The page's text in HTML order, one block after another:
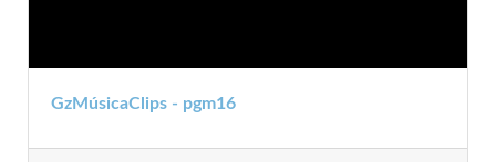
GzMúsicaClips - pgm16